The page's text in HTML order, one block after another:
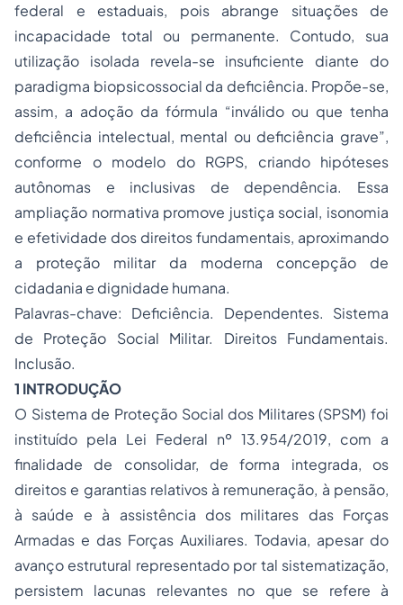
federal e estaduais, pois abrange situações de
incapacidade total ou permanente. Contudo, sua
utilização isolada revela-se insuficiente diante do
paradigma biopsicossocial da deficiência. Propõe-se,
assim, a adoção da fórmula “inválido ou que tenha
deficiência intelectual, mental ou deficiência grave”,
conforme o modelo do RGPS, criando hipóteses
autônomas e inclusivas de dependência. Essa
ampliação normativa promove justiça social, isonomia
e efetividade dos direitos fundamentais, aproximando
a proteção militar da moderna concepção de
cidadania e dignidade humana.
Palavras-chave: Deficiência. Dependentes. Sistema
de Proteção Social Militar. Direitos Fundamentais.
Inclusão.
1 INTRODUÇÃO
O Sistema de Proteção Social dos Militares (SPSM) foi
instituído pela Lei Federal nº 13.954/2019, com a
finalidade de consolidar, de forma integrada, os
direitos e garantias relativos à remuneração, à pensão,
à saúde e à assistência dos militares das Forças
Armadas e das Forças Auxiliares. Todavia, apesar do
avanço estrutural representado por tal sistematização,
persistem lacunas relevantes no que se refere à